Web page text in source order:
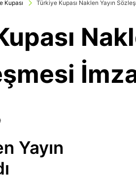
Kupası Türkiye Kupası Naklen Yayın
Yayın